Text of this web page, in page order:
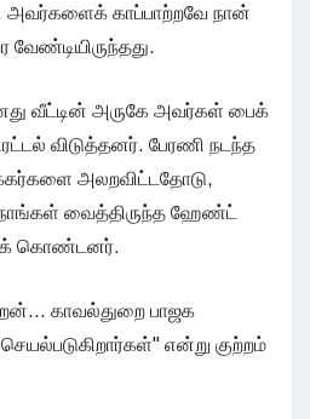
காப்பாற்றவே நான்
வேண்டியிருந்தது.
வீட்டின் அருகே அவர்கள் பைக்
விடுத்தனர். பேரணி நடந்த
அலறவிட்டதோடு,
வைத்திருந்த ஹேண்ட்
கொண்டனர்.
காவல்துறை பாஜக
என்று குற்றம்